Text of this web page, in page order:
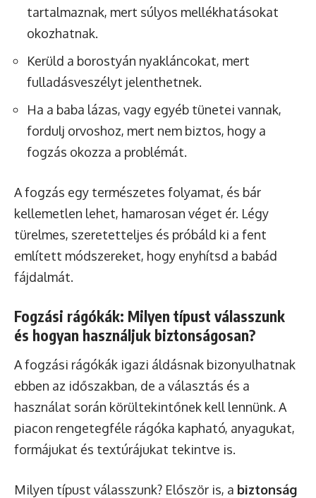
tartalmaznak, mert súlyos mellékhatásokat
okozhatnak.
Kerüld a borostyán nyakláncokat, mert
fulladásveszélyt jelenthetnek.
Ha a baba lázas, vagy egyéb tünetei vannak,
fordulj orvoshoz, mert nem biztos, hogy a
fogzás okozza a problémát.
A fogzás egy természetes folyamat, és bár
kellemetlen lehet, hamarosan véget ér. Légy
türelmes, szeretetteljes és próbáld ki a fent
említett módszereket, hogy enyhítsd a babád
fájdalmát.
Fogzási rágókák: Milyen típust válasszunk
és hogyan használjuk biztonságosan?
A fogzási rágókák igazi áldásnak bizonyulhatnak
ebben az időszakban, de a választás és a
használat során körültekintőnek kell lennünk. A
piacon rengetegféle rágóka kapható, anyagukat,
formájukat és textúrájukat tekintve is.
Milyen típust válasszunk? Először is, a biztonság